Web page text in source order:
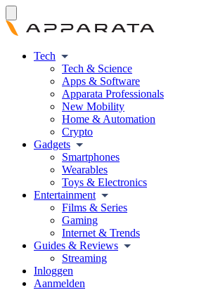
Tech
Tech & Science
Apps & Software
Apparata Professionals
New Mobility
Home & Automation
Crypto
Gadgets
Smartphones
Wearables
Toys & Electronics
Entertainment
Films & Series
Gaming
Internet & Trends
Guides & Reviews
Streaming
Inloggen
Aanmelden